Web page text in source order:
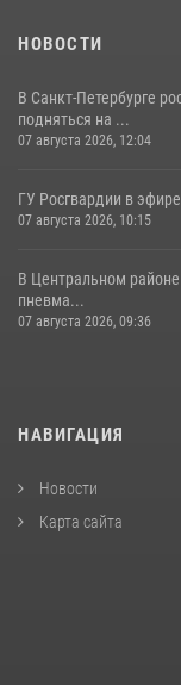
НОВОСТИ
В Санкт-Петербурге
подняться на ...
07 августа 2026, 12:04
ГУ Росгвардии в
07 августа 2026, 10:15
В Центральном
пневма...
07 августа 2026, 09:36
НАВИГАЦИЯ
Новости
Карта сайта